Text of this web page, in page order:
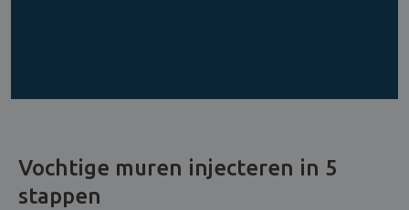
Vochtige muren injecteren in 5
stappen